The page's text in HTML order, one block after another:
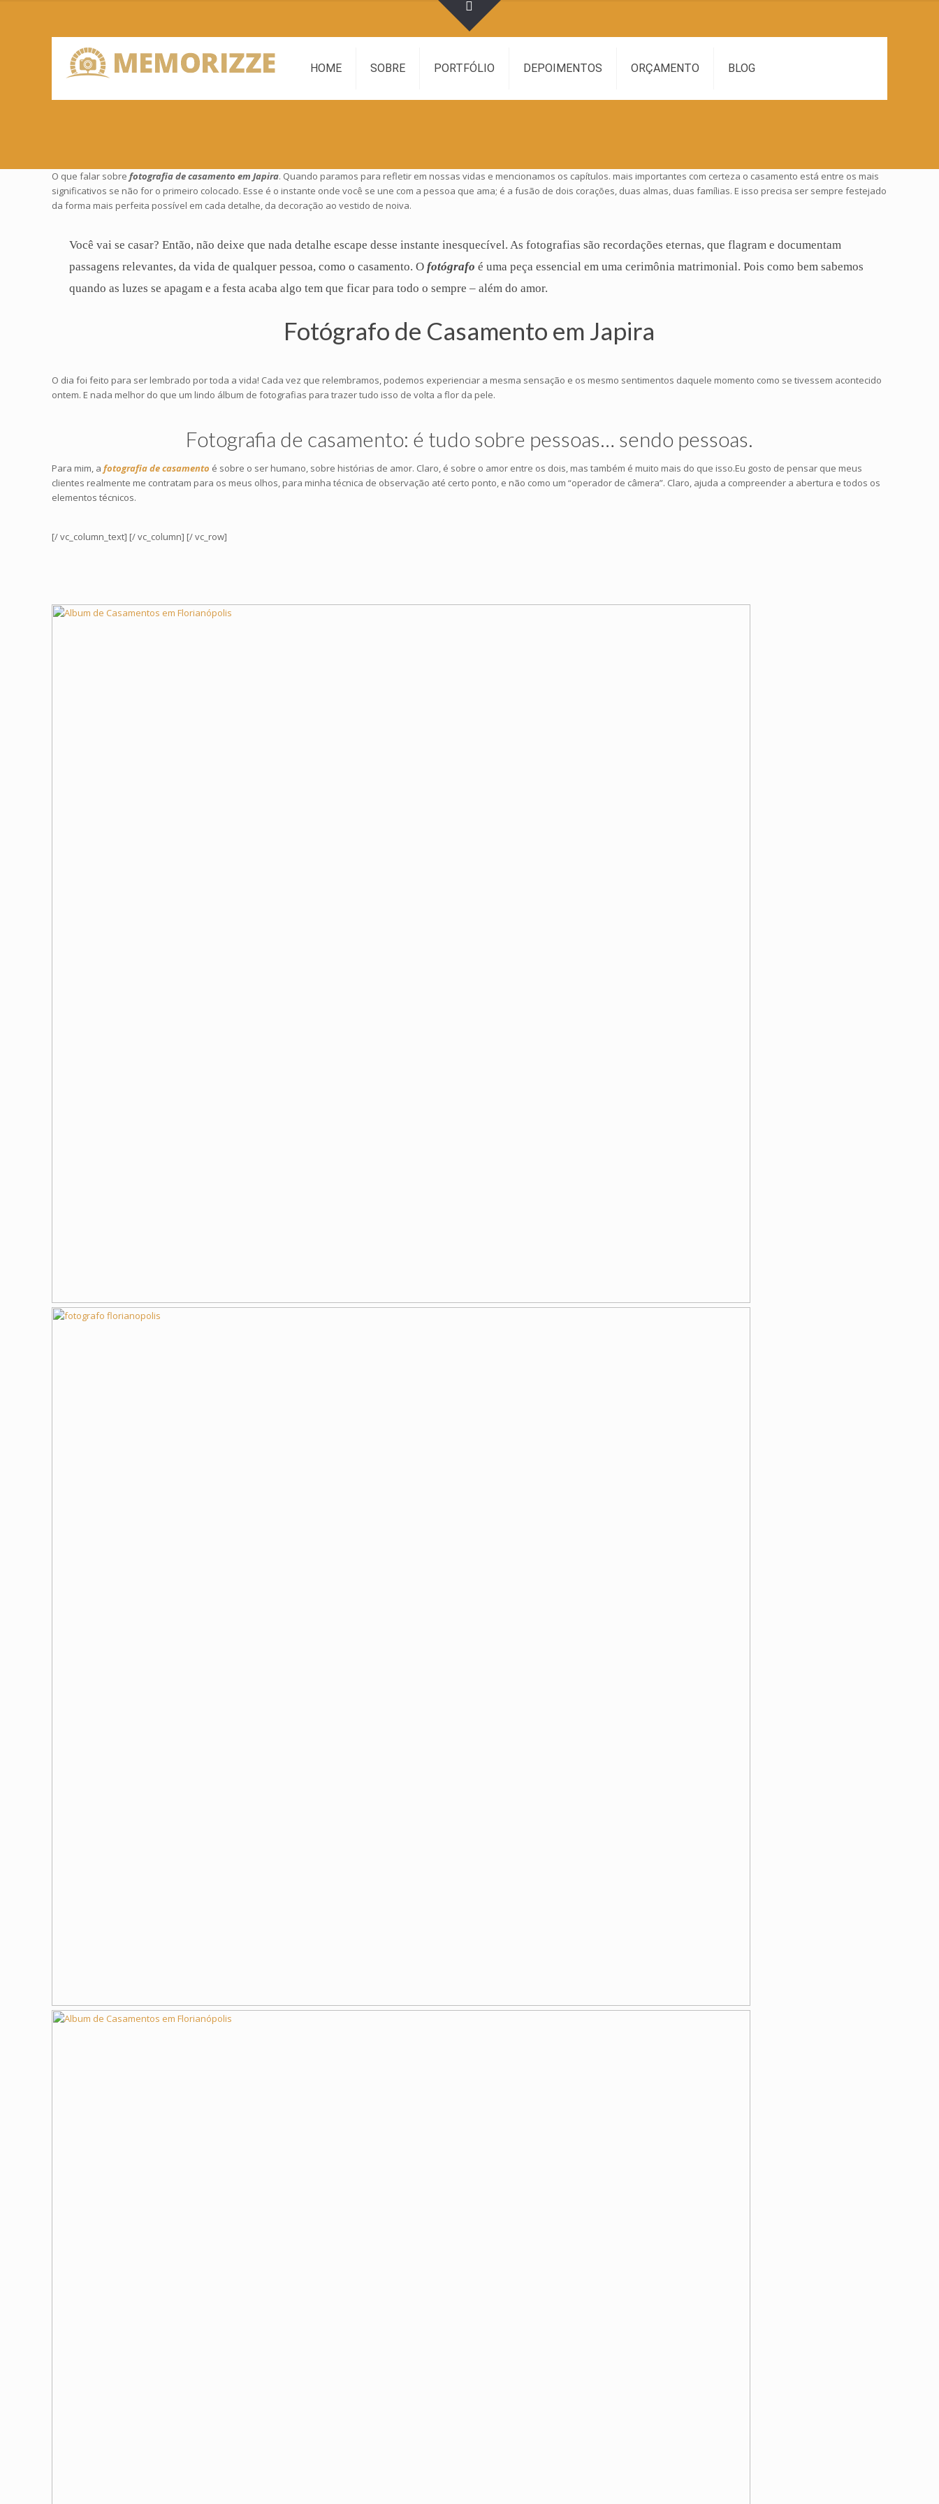
HOME SOBRE PORTFÓLIO DEPOIMENTOS ORÇAMENTO BLOG
O que falar sobrefotografia de casamento em Japira. Quando paramos para refletir em nossas vidas e mencionamos os capítulos. mais importantes com certeza o casamento está entre os mais
significativos se não for o primeiro colocado. Esse é o instante onde você se une com a pessoa que ama; é a fusão de dois corações, duas almas, duas famílias. E isso precisa ser sempre festejado
da forma mais perfeita possível em cada detalhe, da decoração ao vestido de noiva.
Você vai se casar? Então, não deixe que nada detalhe escape desse instante inesquecível. As fotografias são recordações eternas, que flagram e documentam
passagens relevantes, da vida de qualquer pessoa, como o casamento. Ofotógrafo é uma peça essencial em uma cerimônia matrimonial. Pois como bem sabemos
quando as luzes se apagam e a festa acaba algo tem que ficar para todo o sempre – além doamor.
Fotógrafo de Casamento em Japira
O dia foi feito para ser lembrado por toda a vida! Cada vez que relembramos, podemos experienciar a mesma sensação e os mesmo sentimentos daquele momento como se tivessem acontecido
ontem. E nada melhor do que um lindo álbum de fotografias para trazer tudo isso de volta a flor da pele.
Fotografia de casamento: é tudo sobre pessoas… sendo pessoas.
Para mim, afotografia de casamento é sobre o ser humano, sobre histórias de amor. Claro, é sobre o amor entre os dois, mas também é muito mais do que isso.Eu gosto de pensar que meus
clientes realmente me contratam para os meus olhos, para minha técnica de observação até certo ponto, e não como um “operador de câmera”. Claro, ajuda a compreender a abertura e todos os
elementos técnicos.
[/ vc_column_text] [/ vc_column] [/ vc_row]